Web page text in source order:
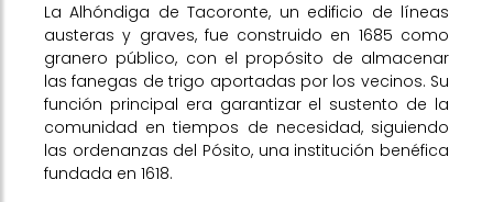
La Alhóndiga de Tacoronte, un edificio de líneas
austeras y graves, fue construido en 1685 como
granero público, con el propósito de almacenar
las fanegas de trigo aportadas por los vecinos. Su
función principal era garantizar el sustento de la
comunidad en tiempos de necesidad, siguiendo
las ordenanzas del Pósito, una institución benéfica
fundada en 1618.